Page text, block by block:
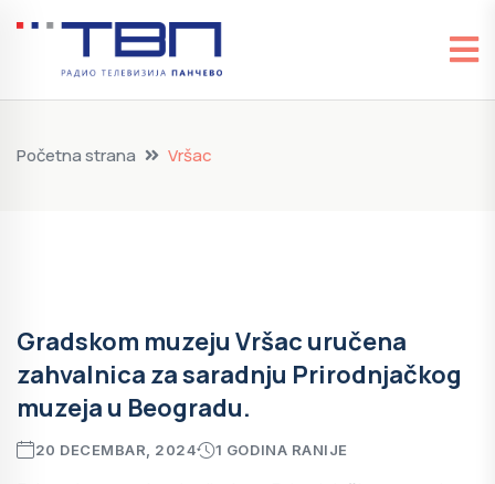
Početna strana Vršac
Gradskom muzeju Vršac uručena
zahvalnica za saradnju Prirodnjačkog
muzeja u Beogradu.
20 DECEMBAR, 2024 1 GODINA RANIJE